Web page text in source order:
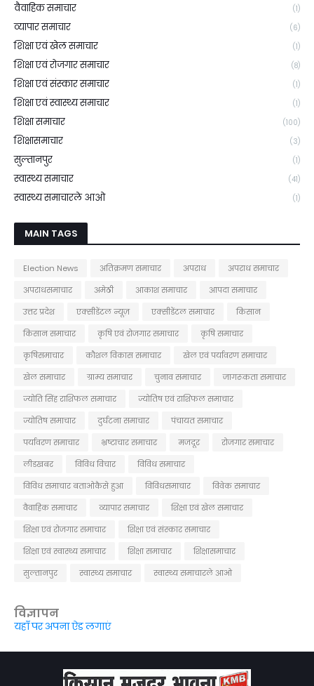
वैवाहिक समाचार (1)
व्यापार समाचार (6)
शिक्षा एवं खेल समाचार (1)
शिक्षा एवं रोजगार समाचार (8)
शिक्षा एवं संस्कार समाचार (1)
शिक्षा एवं स्वास्थ्य समाचार (1)
शिक्षा समाचार (100)
शिक्षासमाचार (3)
सुल्तानपुर (1)
स्वास्थ्य समाचार (41)
स्वास्थ्य समाचारले आओ (1)
MAIN TAGS
Election News अतिक्रमण समाचार अपराध
अपराध समाचार
अपराधसमाचार
अमेठी आकाश समाचार
आपदा समाचार
उत्तर प्रदेश
एक्सीडेंटल न्यूज़ एक्सीडेंटल समाचार
किसान
किसान समाचार
कृषि एवं रोजगार समाचार
कृषि समाचार
कृषिसमाचार
कौशल विकास समाचार
खेल एवं पर्यावरण समाचार
खेल समाचार
ग्राम्य समाचार चुनाव समाचार
जागरूकता समाचार
ज्योति सिंह राशिफल समाचार
ज्योतिष एवं राशिफल समाचार
ज्योतिष समाचार
दुर्घटना समाचार
पंचायत समाचार
पर्यावरण समाचार
भ्रष्टाचार समाचार मजदूर
रोजगार समाचार
लीडखबर
विविध विचार
विविध समाचार
विविध समाचार बताओकैसे हुआ
विविधसमाचार
विवेक समाचार
वैवाहिक समाचार
व्यापार समाचार
शिक्षा एवं खेल समाचार
शिक्षा एवं रोजगार समाचार
शिक्षा एवं संस्कार समाचार
शिक्षा एवं स्वास्थ्य समाचार
शिक्षा समाचार
शिक्षासमाचार
सुल्तानपुर
स्वास्थ्य समाचार स्वास्थ्य समाचारले आओ
विज्ञापन
यहाँ पर अपना ऐड लगाएं